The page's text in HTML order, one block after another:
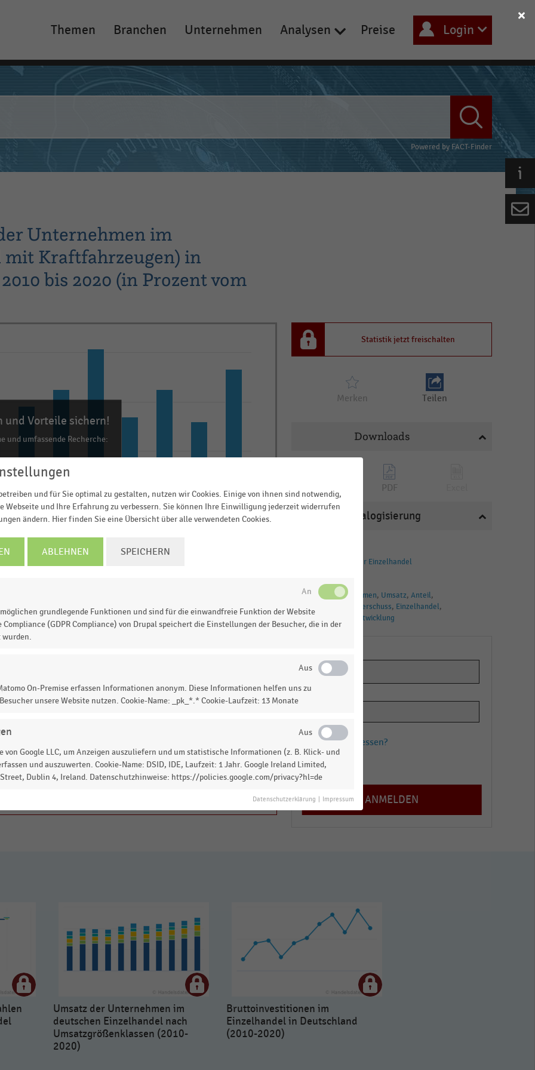
Main
navigation
Themen Branchen Unternehmen Analysen Preise Login
Powered by FACT-Finder
Unternehmen im
mit Kraftfahrzeugen) in
bis 2020 (in Prozent vom
2014 2015 2016 2018 2019 2020
© Handelsdaten 2026
und Vorteile sichern!
und umfassende Recherche:
Statistiken
Excel, PNG, PDF
der Unternehmen im Einzelhandel in Deutschland in
Bruttobetriebsüberschuss der Unternehmen im
Statistik? Jetzt einloggen oder
Statistik jetzt freischalten
Merken Teilen
Downloads
PDF
Katalogisierung
Deutschsprachiger Einzelhandel
Handelsunternehmen Umsatz Anteil
Bruttobetriebsüberschuss Einzelhandel
Einzelhändler
Entwicklung
Passwort vergessen?
Registrieren
Umsatz der Unternehmen im
deutschen Einzelhandel nach
Umsatzgrößenklassen (2010-
2020)
Bruttoinvestitionen im
Einzelhandel in Deutschland
(2010-2020)
und für Sie optimal zu gestalten, nutzen wir Cookies. Einige von ihnen sind notwendig,
Webseite und Ihre Erfahrung zu verbessern. Sie können Ihre Einwilligung jederzeit widerrufen
ändern. Hier finden Sie eine Übersicht über alle verwendeten Cookies.
ABLEHNEN SPEICHERN
grundlegende Funktionen und sind für die einwandfreie Funktion der Website
(GDPR Compliance) von Drupal speichert die Einstellungen der Besucher, die in der
wurden.
On-Premise erfassen Informationen anonym. Diese Informationen helfen uns zu
unsere Website nutzen. Cookie-Name: _pk_*.* Cookie-Laufzeit: 13 Monate
von Google LLC, um Anzeigen auszuliefern und um statistische Informationen (z. B. Klick- und
und auszuwerten. Cookie-Name: DSID, IDE, Laufzeit: 1 Jahr. Google Ireland Limited,
Street, Dublin 4, Ireland. Datenschutzhinweise: https://policies.google.com/privacy?hl=de
Datenschutzerklärung Impressum